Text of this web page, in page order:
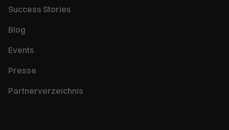
Success Stories
Blog
Events
Presse
Partnerverzeichnis